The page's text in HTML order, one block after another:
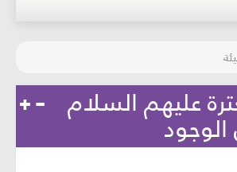
عليهم السلام